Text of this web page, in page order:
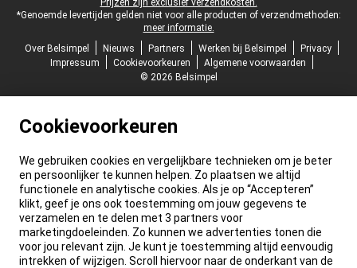
Prijzen zijn exclusief verzendkosten.
*Genoemde levertijden gelden niet voor alle producten of verzendmethoden:
meer informatie.
Over Belsimpel
Nieuws Partners Werken bij Belsimpel
Privacy
Impressum
Cookievoorkeuren
Algemene voorwaarden
© 2026 Belsimpel
Cookievoorkeuren
We gebruiken cookies en vergelijkbare technieken om je beter
en persoonlijker te kunnen helpen. Zo plaatsen we altijd
functionele en analytische cookies. Als je op “Accepteren”
klikt, geef je ons ook toestemming om jouw gegevens te
verzamelen en te delen met 3 partners voor
marketingdoeleinden. Zo kunnen we advertenties tonen die
voor jou relevant zijn. Je kunt je toestemming altijd eenvoudig
intrekken of wijzigen. Scroll hiervoor naar de onderkant van de